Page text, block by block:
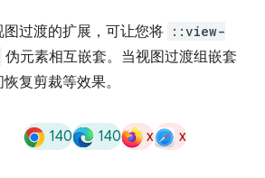
图过渡的扩展，可让您将 ::view-
伪元素相互嵌套。当视图过渡组嵌套
复剪裁等效果。
140 140 x x